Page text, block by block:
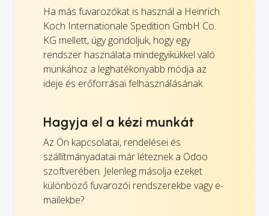
Ha más fuvarozókat is használ a Heinrich
Koch Internationale Spedition GmbH Co.
KG mellett, úgy gondoljuk, hogy egy
rendszer használata mindegyikükkel való
munkához a leghatékonyabb módja az
ideje és erőforrásai felhasználásának.
Hagyja el a kézi munkát
Az Ön kapcsolatai, rendelései és
szállítmányadatai már léteznek a Odoo
szoftverében. Jelenleg másolja ezeket
különböző fuvarozói rendszerekbe vagy e-
mailekbe?